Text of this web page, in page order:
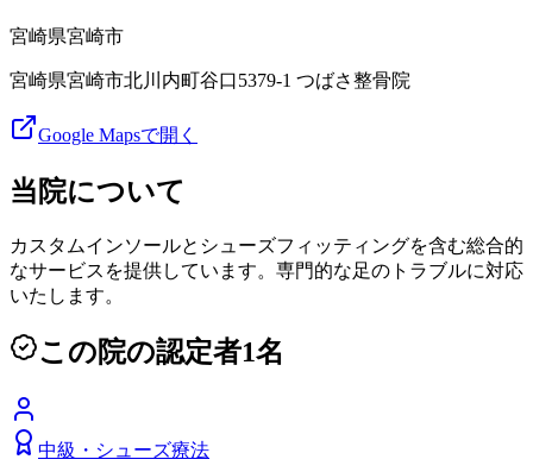
宮崎県宮崎市
宮崎県宮崎市北川内町谷口5379-1 つばさ整骨院
Google Mapsで開く
当院について
カスタムインソールとシューズフィッティングを含む総合的
なサービスを提供しています。専門的な足のトラブルに対応
いたします。
この院の認定者1名
中級 ・ シューズ療法